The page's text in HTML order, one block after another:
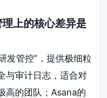
上的核心差异是
发管控”，提供极细粒
与审计日志，适合对
高的团队；Asana的